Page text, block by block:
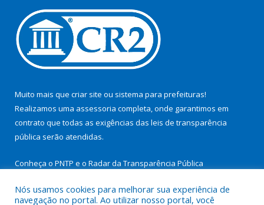
Muito mais que criar site ou sistema para prefeituras!
Realizamos uma assessoria completa, onde garantimos em
contrato que todas as exigências das leis de transparência
pública serão atendidas.
Conheça o PNTP e o Radar da Transparência Pública
Nós usamos cookies para melhorar sua experiência de
navegação no portal. Ao utilizar nosso portal, você